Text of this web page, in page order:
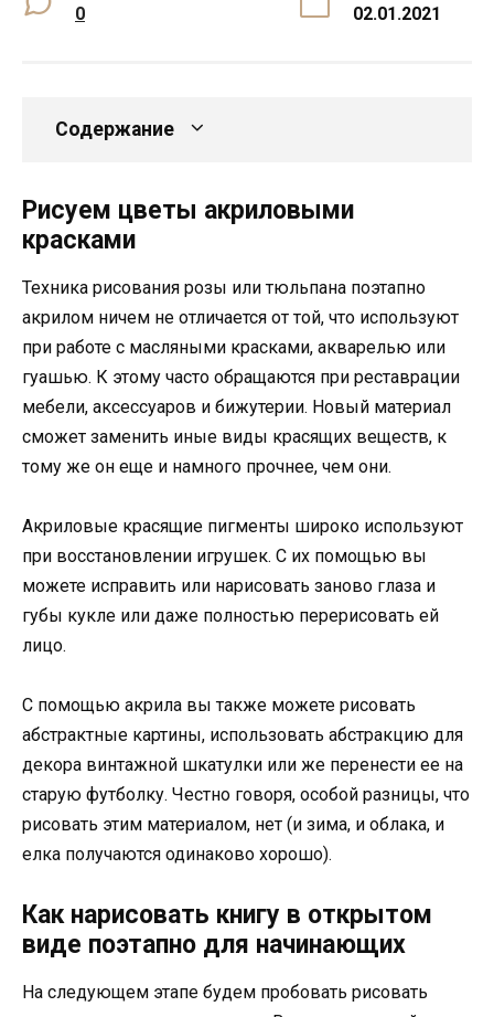
0 02.01.2021
Содержание
Рисуем цветы акриловыми
красками
Техника рисования розы или тюльпана поэтапно
акрилом ничем не отличается от той, что используют
при работе с масляными красками, акварелью или
гуашью. К этому часто обращаются при реставрации
мебели, аксессуаров и бижутерии. Новый материал
сможет заменить иные виды красящих веществ, к
тому же он еще и намного прочнее, чем они.
Акриловые красящие пигменты широко используют
при восстановлении игрушек. С их помощью вы
можете исправить или нарисовать заново глаза и
губы кукле или даже полностью перерисовать ей
лицо.
С помощью акрила вы также можете рисовать
абстрактные картины, использовать абстракцию для
декора винтажной шкатулки или же перенести ее на
старую футболку. Честно говоря, особой разницы, что
рисовать этим материалом, нет (и зима, и облака, и
елка получаются одинаково хорошо).
Как нарисовать книгу в открытом
виде поэтапно для начинающих
На следующем этапе будем пробовать рисовать